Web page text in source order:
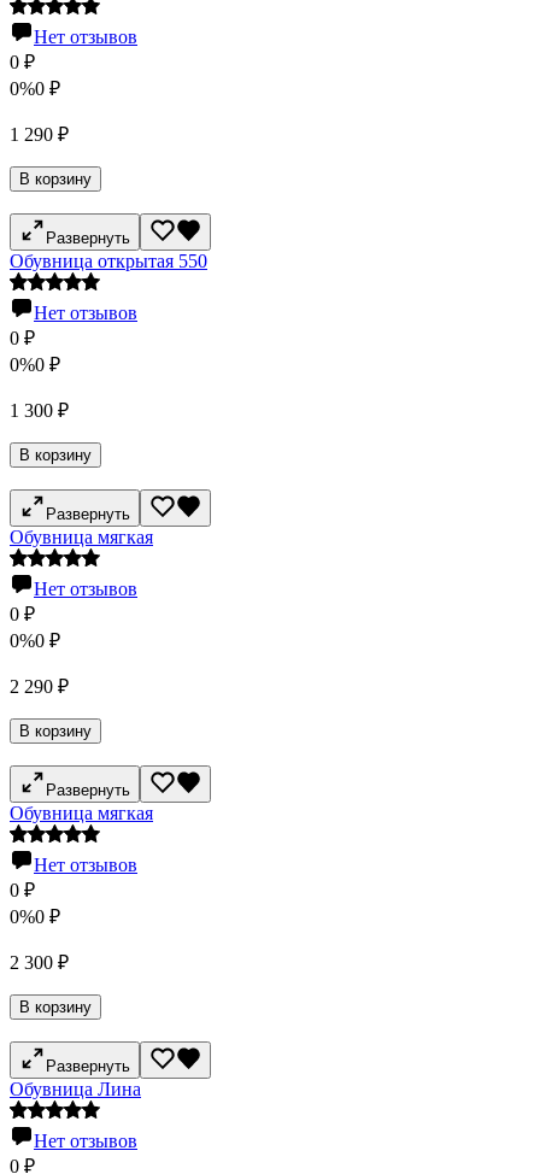
Нет отзывов
0 ₽
0%0 ₽
1 290 ₽
В корзину
Развернуть
Обувница открытая 550
Нет отзывов
0 ₽
0%0 ₽
1 300 ₽
В корзину
Развернуть
Обувница мягкая
Нет отзывов
0 ₽
0%0 ₽
2 290 ₽
В корзину
Развернуть
Обувница мягкая
Нет отзывов
0 ₽
0%0 ₽
2 300 ₽
В корзину
Развернуть
Обувница Лина
Нет отзывов
0 ₽